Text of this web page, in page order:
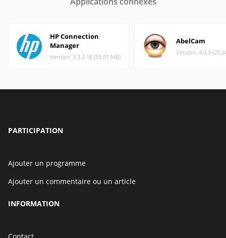
HP Connection
Manager
Version: 3.3.3.18 (55.07 MB)
AbelCam
Version: 4.4.3
PARTICIPATION
Ajouter un programme
Ajouter un commentaire ou un article
INFORMATION